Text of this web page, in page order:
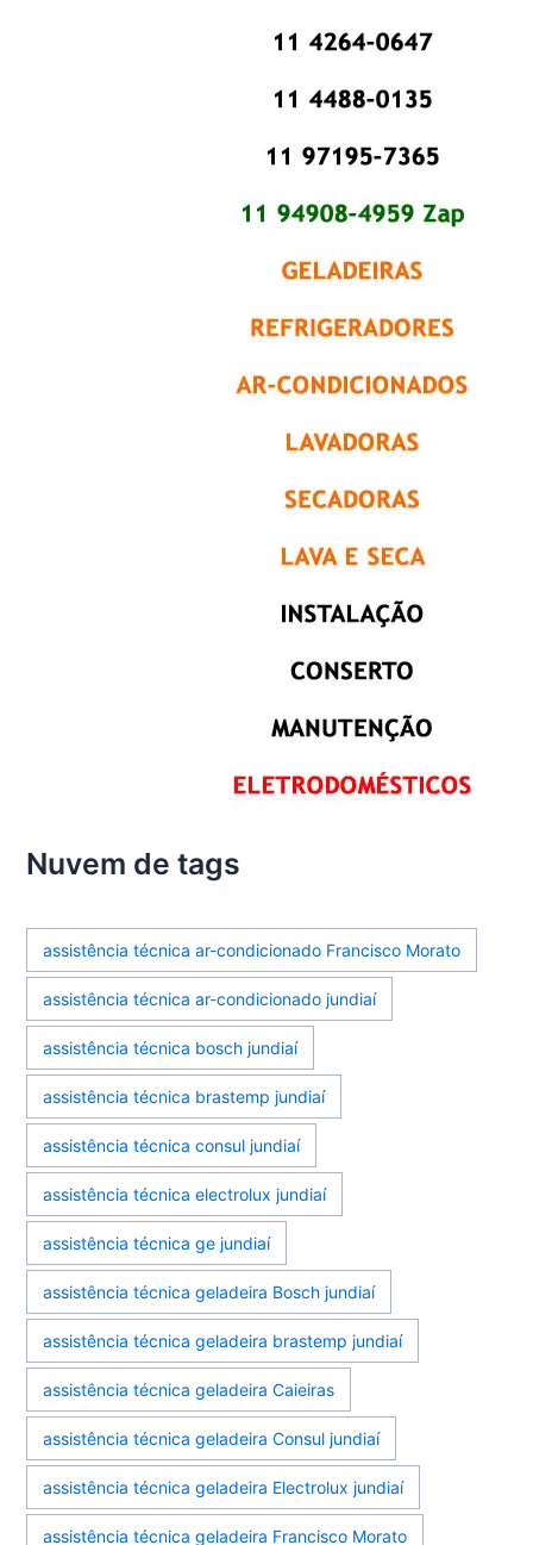
Nuvem de tags
assistência técnica ar-condicionado Francisco Morato
assistência técnica ar-condicionado jundiaí
assistência técnica bosch jundiaí
assistência técnica brastemp jundiaí
assistência técnica consul jundiaí
assistência técnica electrolux jundiaí
assistência técnica ge jundiaí
assistência técnica geladeira Bosch jundiaí
assistência técnica geladeira brastemp jundiaí
assistência técnica geladeira Caieiras
assistência técnica geladeira Consul jundiaí
assistência técnica geladeira Electrolux jundiaí
assistência técnica geladeira Francisco Morato